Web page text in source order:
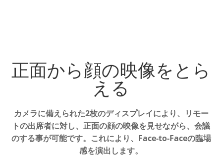
正面から顔の映像をとら
える
カメラに備えられた2枚のディスプレイにより、リモー
トの出席者に対し、 正面の顔の映像を見せながら、会議
のする事が可能です。 これにより、Face-to-Faceの臨場
感を演出します。